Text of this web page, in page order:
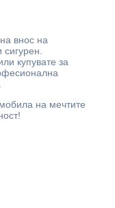
внос на
купувате за
на мечтите